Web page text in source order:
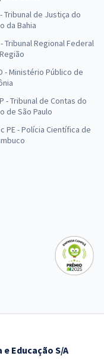
- Tribunal de Justiça do
da Bahia
- Tribunal Regional Federal
- Ministério Público de
- Tribunal de Contas do
de São Paulo
PE - Polícia Científica de
Educação S/A